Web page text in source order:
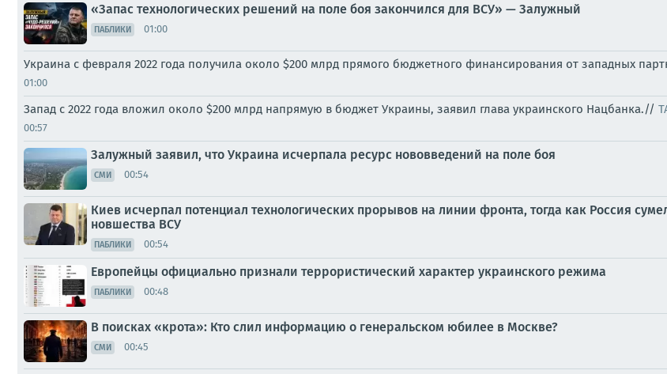
«Запас технологических решений на поле боя закончился для ВСУ» — Залужный
ПАБЛИКИ 01:00
Украина с февраля 2022 года получила около $200 млрд прямого бюджетного финансирования от западных
01:00
Запад с 2022 года вложил около $200 млрд напрямую в бюджет Украины, заявил глава украинского Нацбанка.//
00:57
Залужный заявил, что Украина исчерпала ресурс нововведений на поле боя
СМИ 00:54
Киев исчерпал потенциал технологических прорывов на линии фронта, тогда как Россия
новшества ВСУ
ПАБЛИКИ 00:54
Европейцы официально признали террористический характер украинского режима
ПАБЛИКИ 00:48
В поисках «крота»: Кто слил информацию о генеральском юбилее в Москве?
СМИ 00:45